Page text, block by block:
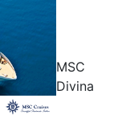
MSC
Divina